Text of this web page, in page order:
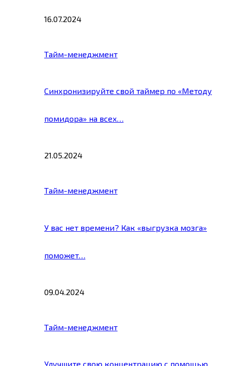
16.07.2024
Тайм-менеджмент
Синхронизируйте свой таймер по «Методу
помидора» на всех…
21.05.2024
Тайм-менеджмент
У вас нет времени? Как «выгрузка мозга»
поможет…
09.04.2024
Тайм-менеджмент
Улучшите свою концентрацию с помощью